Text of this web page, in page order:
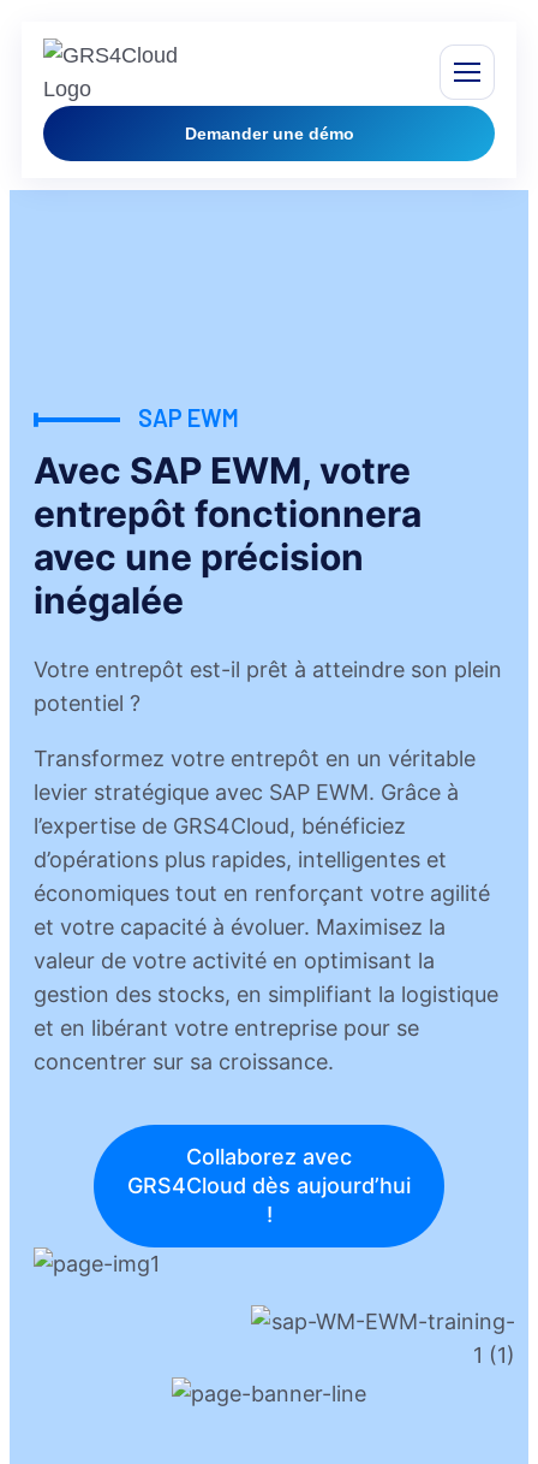
Demander une démo
SAP EWM
Avec SAP EWM, votre
entrepôt fonctionnera
avec une précision
inégalée
Votre entrepôt est-il prêt à atteindre son plein
potentiel ?
Transformez votre entrepôt en un véritable
levier stratégique avec SAP EWM. Grâce à
l’expertise de GRS4Cloud, bénéficiez
d’opérations plus rapides, intelligentes et
économiques tout en renforçant votre agilité
et votre capacité à évoluer. Maximisez la
valeur de votre activité en optimisant la
gestion des stocks, en simplifiant la logistique
et en libérant votre entreprise pour se
concentrer sur sa croissance.
Collaborez avec
GRS4Cloud dès aujourd’hui
!